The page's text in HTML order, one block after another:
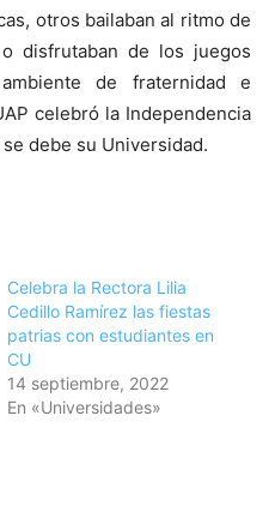
otros bailaban al ritmo de
disfrutaban de los juegos
de fraternidad e
celebró la Independencia
debe su Universidad.
Celebra la Rectora Lilia
Cedillo Ramírez las fiestas
patrias con estudiantes en
CU
14 septiembre, 2022
En «Universidades»